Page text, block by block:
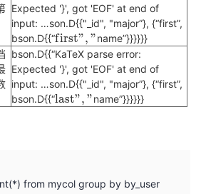
Expected '}', got 'EOF' at end of
input: …son.D{{"_id", "major”}, {“first”,
bson.D{{“f
i
r
s
t
"
first", "name”}}}}}}
bson.D{{“KaTeX parse error:
Expected '}', got 'EOF' at end of
input: …son.D{{"_id", "major”}, {“first”,
bson.D{{“l
"
last", "name”}}}}}}
from mycol group by by_user